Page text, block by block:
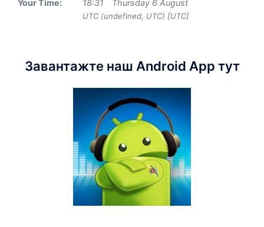
Your Time: 18:31 Thursday 6 August
UTC (undefined, UTC) [UTC]
Завантажте наш Android App тут